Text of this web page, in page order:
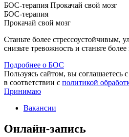
БОС-терапия Прокачай свой мозг
БОС-терапия
Прокачай свой мозг
Станьте более стрессоустойчивым,
снизьте тревожность и станьте
Подробнее о БОС
Пользуясь сайтом, вы соглашаетесь
в соответствии с политикой
Принимаю
Вакансии
Онлайн-запись